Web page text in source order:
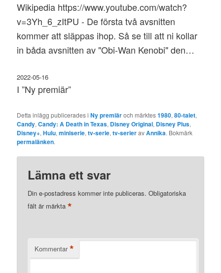
Wikipedia https://www.youtube.com/watch?
v=3Yh_6_zItPU - De första två avsnitten
kommer att släppas ihop. Så se till att ni kollar
in båda avsnitten av "Obi-Wan Kenobi" den…
2022-05-16
I ”Ny premiär”
Detta inlägg publicerades iNy premiäroch märktes1980,80-talet,
Candy,Candy: A Death in Texas, Disney Original, Disney Plus,
Disney+,Hulu,miniserie,tv-serie,tv-serieravAnnika. Bokmärk
permalänken.
Lämna ett svar
Din e-postadress kommer inte publiceras. Obligatoriska
fält är märkta*
Kommentar *